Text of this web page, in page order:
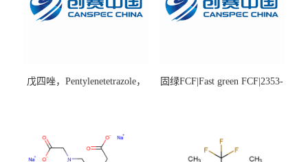
戊四唑，Pentylenetetrazole，
固绿FCF|Fast green FCF|2353-